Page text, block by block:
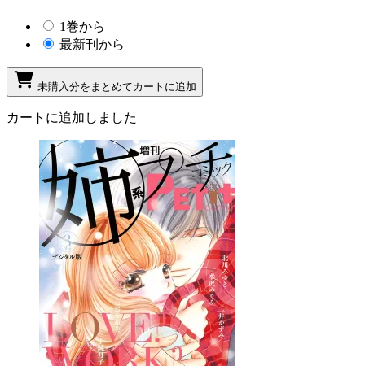
1巻から
最新刊から
未購入分をまとめてカートに追加
カートに追加しました